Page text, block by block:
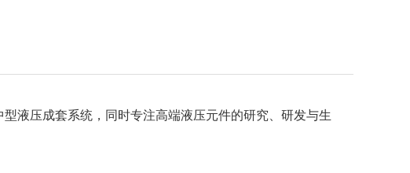
液压成套系统，同时专注高端液压元件的研究、研发与生